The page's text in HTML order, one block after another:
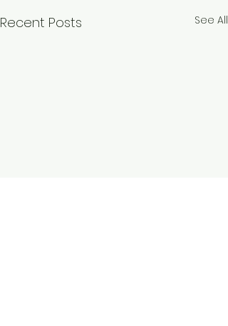
Recent Posts See All